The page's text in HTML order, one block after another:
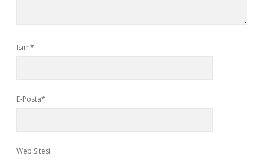
İsim*
E-Posta*
Web Sitesi